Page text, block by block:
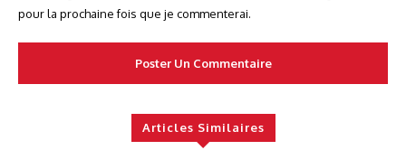
pour la prochaine fois que je commenterai.
Articles Similaires